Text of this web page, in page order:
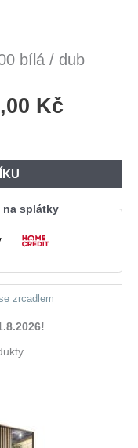
bílá / dub
Kč.
Kč
154,00
na splátky
zrcadlem